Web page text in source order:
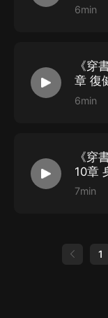
6min
《穿
章 復
6min
《穿
10章
7min
1